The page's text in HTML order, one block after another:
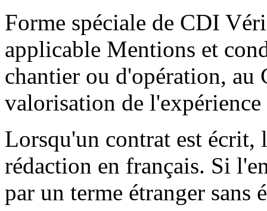
Forme spéciale de CDI
applicable Mentions et
chantier ou d'opération,
valorisation de l'expérience
Lorsqu'un contrat est
rédaction en français. Si
par un terme étranger sans